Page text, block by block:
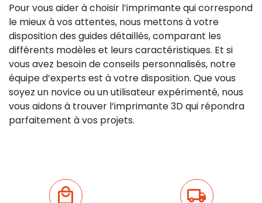
Pour vous aider à choisir l’imprimante qui correspond
le mieux à vos attentes, nous mettons à votre
disposition des guides détaillés, comparant les
différents modèles et leurs caractéristiques. Et si
vous avez besoin de conseils personnalisés, notre
équipe d’experts est à votre disposition. Que vous
soyez un novice ou un utilisateur expérimenté, nous
vous aidons à trouver l’imprimante 3D qui répondra
parfaitement à vos projets.